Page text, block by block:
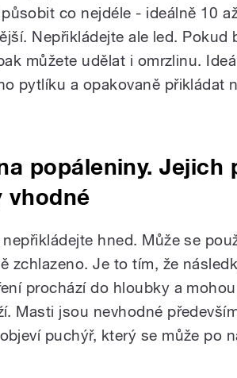
co nejdéle - ideálně 10
Nepřikládejte ale led. Pokud
můžete udělat i omrzlinu.
pytlíku a opakovaně přikládat
popáleniny. Jejich
vhodné
hned. Může se
zchlazeno. Je to tím, že
prochází do hloubky a
Masti jsou nevhodné
puchýř, který se může po